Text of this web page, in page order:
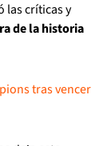
las críticas y
de la historia
tras vencer